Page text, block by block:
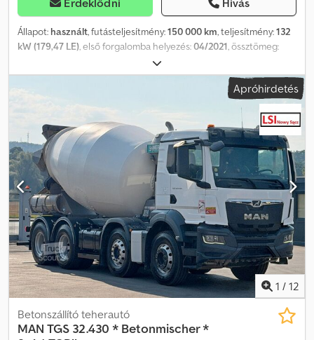
Érdeklődni Hívás
Állapot: használt, futásteljesítmény:150 000 km, teljesítmény:132
kW (179,47 LE), első forgalomba helyezés:04/2021, össztömeg:
, hajtástípus:mechanikai
mm, rakodótér szélesség:2 000 mm, raktérmagasság:400 mm,
Gyártási év:
, MAN TGE 3.180 / 4x2 Platós,
2,80 m Importált / sérülésmentes GYÁRTÁSI ÉV: 2021
FUTÁSTELJESÍTMÉNY: 150 000 km FELSZERELTSÉG • ABS •
Elektromos ablakok • Elektromos tükrök • Szervokormány •
Klímaberendezés • Motorfék • Tachográf PLATÓ MÉRET: 280 x 200
x 40 cm (H x Sz x M) ÖSSZTÖMEG: 900 kg TEHERBÍRÁS: 3 500 kg
Dodpfx Afsynqhte Rsck ABRONCS MÉRET: 205/75R22,5
TENGELYTÁV: 450 cm FELFÜGGESZTÉS: Laprugó TEL: KUBA –
LENGYEL, ANGOL, NÉMET, OLASZ SEBASTIAN – LENGYEL, NÉMET,
OLASZ, ???? LASZLO – MAGYAR COSTEL – ROMÁN
(Gondoskodunk minden export-ügyintézésről, beleértve a
rendszámot) RADEK – ???? : 0362
Apróhirdetés
1 / 12
Betonszállító teherautó
MAN TGS 32.430 * Betonmischer *